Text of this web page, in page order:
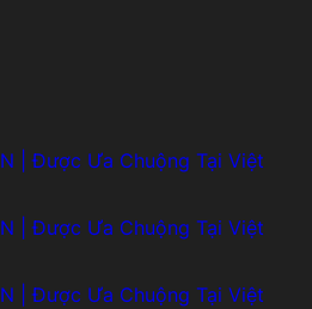
| Được Ưa Chuộng Tại Việt
| Được Ưa Chuộng Tại Việt
| Được Ưa Chuộng Tại Việt